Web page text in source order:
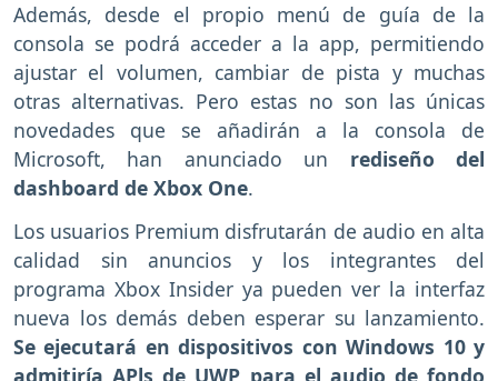
Además, desde el propio menú de guía de la
consola se podrá acceder a la app, permitiendo
ajustar el volumen, cambiar de pista y muchas
otras alternativas. Pero estas no son las únicas
novedades que se añadirán a la consola de
Microsoft, han anunciado un
rediseño del
dashboard de Xbox One.
Los usuarios Premium disfrutarán de audio en alta
calidad sin anuncios y los integrantes del
programa Xbox Insider ya pueden ver la interfaz
nueva los demás deben esperar su lanzamiento.
Se ejecutará en dispositivos con Windows 10 y
admitiría APls de UWP para el audio de fondo